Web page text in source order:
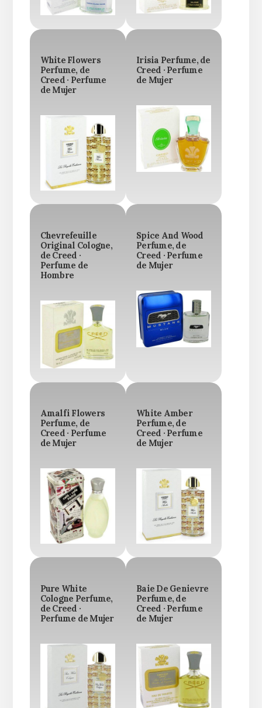
White Flowers
Perfume, de
Creed · Perfume
de Mujer
Irisia Perfume, de
Creed · Perfume
de Mujer
Chevrefeuille
Original Cologne,
de Creed ·
Perfume de
Hombre
Spice And Wood
Perfume, de
Creed · Perfume
de Mujer
Amalfi Flowers
Perfume, de
Creed · Perfume
de Mujer
White Amber
Perfume, de
Creed · Perfume
de Mujer
Pure White
Cologne Perfume,
de Creed ·
Perfume de Mujer
Baie De Genievre
Perfume, de
Creed · Perfume
de Mujer